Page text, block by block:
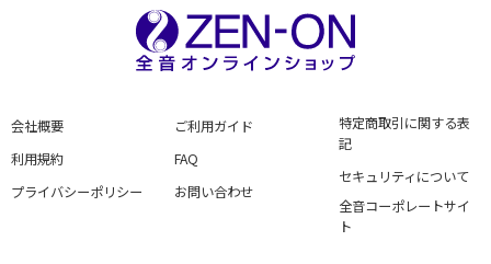
会社概要
利用規約
プライバシーポリシー
ご利用ガイド
FAQ
お問い合わせ
特定商取引に関する表
記
セキュリティについて
全音コーポレートサイ
ト